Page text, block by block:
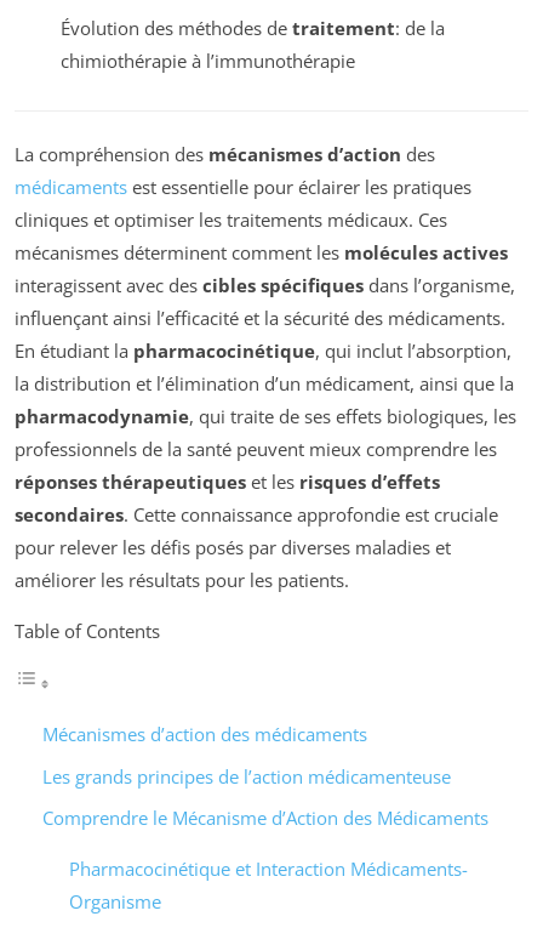
Évolution des méthodes de traitement: de la
chimiothérapie à l’immunothérapie
La compréhension des mécanismes d’action des
médicaments est essentielle pour éclairer les pratiques
cliniques et optimiser les traitements médicaux. Ces
mécanismes déterminent comment les molécules actives
interagissent avec des cibles spécifiques dans l’organisme,
influençant ainsi l’efficacité et la sécurité des médicaments.
En étudiant la pharmacocinétique, qui inclut l’absorption,
la distribution et l’élimination d’un médicament, ainsi que la
pharmacodynamie, qui traite de ses effets biologiques, les
professionnels de la santé peuvent mieux comprendre les
réponses thérapeutiques et les risques d’effets
secondaires. Cette connaissance approfondie est cruciale
pour relever les défis posés par diverses maladies et
améliorer les résultats pour les patients.
Table of Contents
Mécanismes d’action des médicaments
Les grands principes de l’action médicamenteuse
Comprendre le Mécanisme d’Action des Médicaments
Pharmacocinétique et Interaction Médicaments-
Organisme